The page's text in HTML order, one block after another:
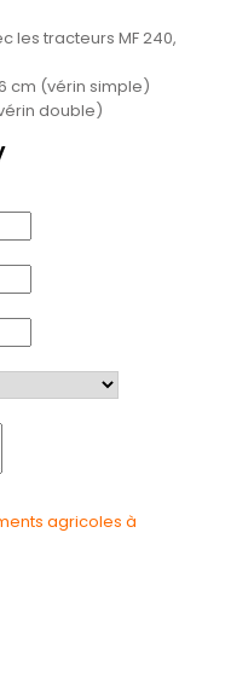
les tracteurs MF 240,
cm (vérin simple)
double)
agricoles à